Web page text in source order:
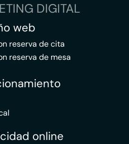
DIGITAL
web
reserva de cita
reserva de mesa
online